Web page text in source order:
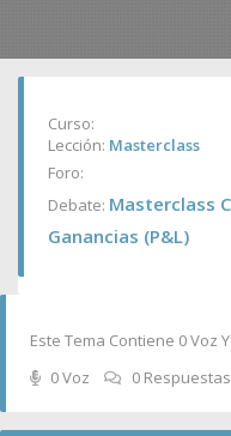
Curso:
Lección: Masterclass
Foro:
Debate: Masterclass
Ganancias (P&L)
Este Tema Contiene 0 Voz
0 Voz
0 Respuestas